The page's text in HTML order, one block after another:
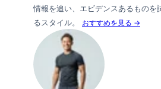
情報を追い、エビデンスあるものを
るスタイル。
おすすめを見る →